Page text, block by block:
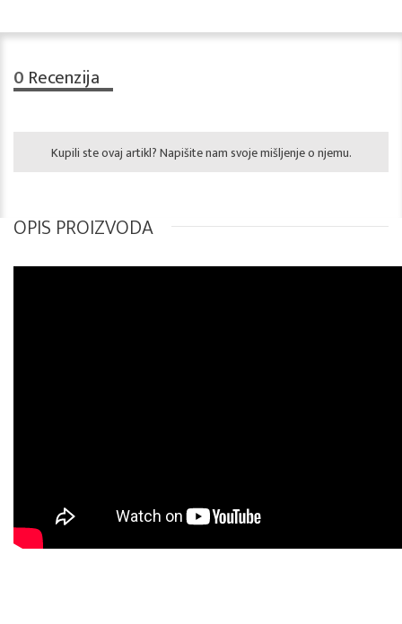
0 Recenzija
Kupili ste ovaj artikl? Napišite nam svoje mišljenje o njemu.
OPIS PROIZVODA